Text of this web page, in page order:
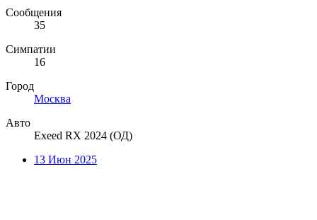
Сообщения
35
Симпатии
16
Город
Москва
Авто
Exeed RX 2024 (ОД)
13 Июн 2025